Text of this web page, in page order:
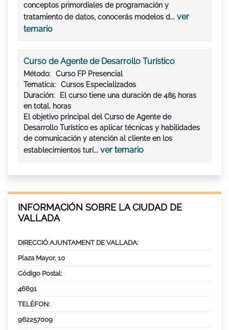
conceptos primordiales de programación y
tratamiento de datos, conocerás modelos d... ver
temario
Curso de Agente de Desarrollo Turístico
Método:
Curso FP Presencial
Tematica:
Cursos Especializados
Duración:
El curso tiene una duración de 485 horas
en total. horas
El objetivo principal del Curso de Agente de
Desarrollo Turístico es aplicar técnicas y habilidades
de comunicación y atención al cliente en los
establecimientos turí... ver temario
INFORMACIÓN SOBRE LA CIUDAD DE
VALLADA
DIRECCIÓ AJUNTAMENT DE VALLADA:
Plaza Mayor, 10
Código Postal:
46691
TELÈFON:
962257009